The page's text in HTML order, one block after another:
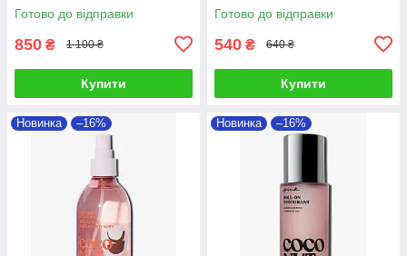
Готово до відправки
850 ₴ 1 100 ₴
Купити
Готово до відправки
540 ₴ 640 ₴
Купити
Новинка –16% Новинка –16%